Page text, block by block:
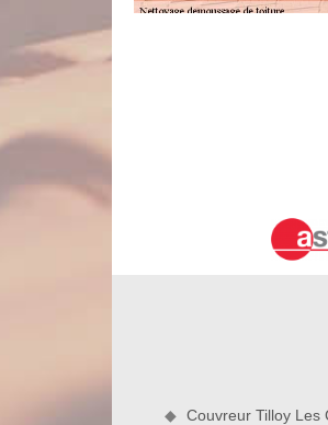
vous devez procéder à
en une année. Le résultat
l’entreprise Nord Artois.
Les plus qui vous
d’être sur pied. Les
Couvreur Tilloy Les